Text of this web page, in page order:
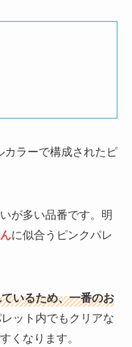
ラーで構成されたピ
が多い品番です。明
に似合うピンクパレ
いるため、一番のお
ット内でもクリアな
くなります。